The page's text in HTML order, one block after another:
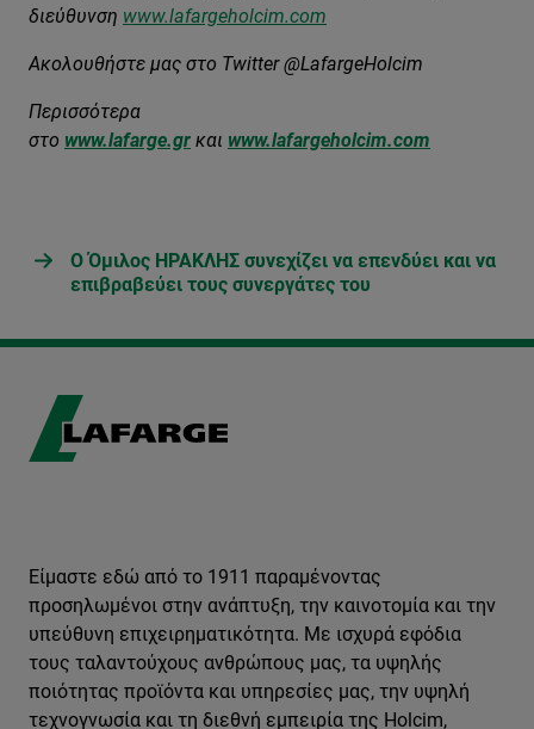
διεύθυνση www.lafargeholcim.com
Ακολουθήστε μας στο Twitter @LafargeHolcim
Περισσότερα
στο www.lafarge.gr και www.lafargeholcim.com
Ο Όμιλος ΗΡΑΚΛΗΣ συνεχίζει να επενδύει και να
επιβραβεύει τους συνεργάτες του
Είμαστε εδώ από το 1911 παραμένοντας
προσηλωμένοι στην ανάπτυξη, την καινοτομία και την
υπεύθυνη επιχειρηματικότητα. Με ισχυρά εφόδια
τους ταλαντούχους ανθρώπους μας, τα υψηλής
ποιότητας προϊόντα και υπηρεσίες μας, την υψηλή
τεχνογνωσία και τη διεθνή εμπειρία της Holcim,